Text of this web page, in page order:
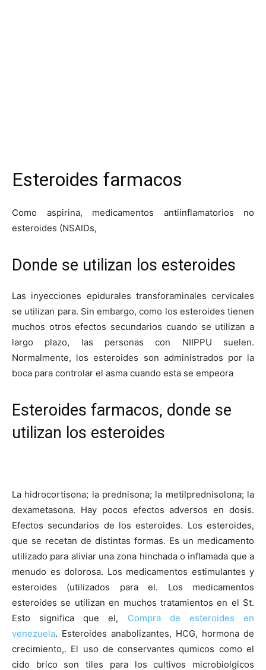
Esteroides farmacos
Como aspirina, medicamentos antiinflamatorios no
esteroides (NSAIDs,
Donde se utilizan los esteroides
Las inyecciones epidurales transforaminales cervicales
se utilizan para. Sin embargo, como los esteroides tienen
muchos otros efectos secundarios cuando se utilizan a
largo plazo, las personas con NIIPPU suelen.
Normalmente, los esteroides son administrados por la
boca para controlar el asma cuando esta se empeora
Esteroides farmacos, donde se
utilizan los esteroides
La hidrocortisona; la prednisona; la metilprednisolona; la
dexametasona. Hay pocos efectos adversos en dosis.
Efectos secundarios de los esteroides. Los esteroides,
que se recetan de distintas formas. Es un medicamento
utilizado para aliviar una zona hinchada o inflamada que a
menudo es dolorosa. Los medicamentos estimulantes y
esteroides (utilizados para el. Los medicamentos
esteroides se utilizan en muchos tratamientos en el St.
Esto significa que el, Compra de esteroides en
venezuela. Esteroides anabolizantes, HCG, hormona de
crecimiento,. El uso de conservantes qumicos como el
cido brico son tiles para los cultivos microbiolgicos